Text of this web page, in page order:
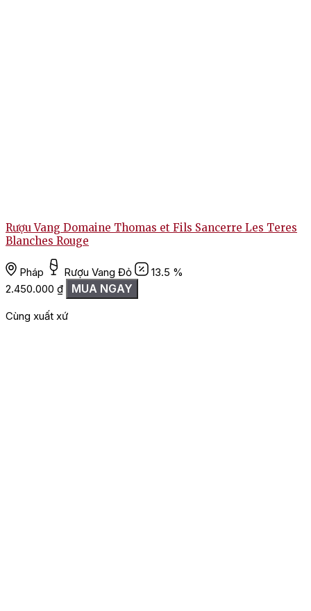
Rượu Vang Domaine Thomas et Fils Sancerre Les Teres
Blanches Rouge
Pháp Rượu Vang Đỏ
13.5 %
2.450.000 ₫ MUA NGAY
Cùng xuất xứ